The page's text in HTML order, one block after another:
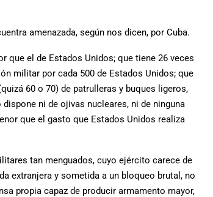
amenazada, según nos dicen, por Cuba.
que el de Estados Unidos; que tiene 26 veces
militar por cada 500 de Estados Unidos; que
60 o 70) de patrulleras y buques ligeros,
ni de ojivas nucleares, ni de ninguna
que el gasto que Estados Unidos realiza
tan menguados, cuyo ejército carece de
extranjera y sometida a un bloqueo brutal, no
propia capaz de producir armamento mayor,